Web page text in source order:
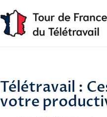
Télétravail :
votre